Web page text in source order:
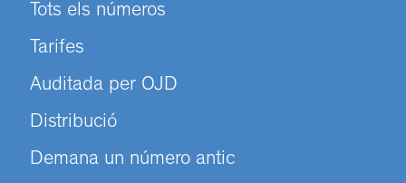
Tots els números
Tarifes
Auditada per OJD
Distribució
Demana un número antic